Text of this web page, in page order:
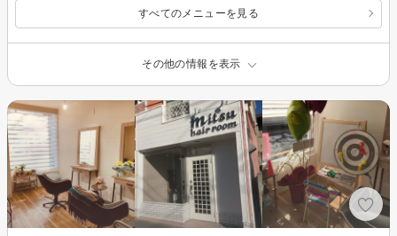
すべてのメニューを見る
その他の情報を表示